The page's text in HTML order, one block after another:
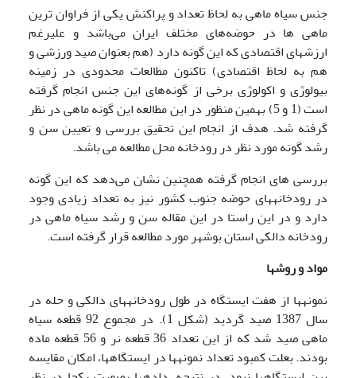
جنس سیاه ماهی به لحاظ تعداد و پراکنش یکی از فراوان ترین
ماهی ها در حوضه‌های مختلف ایران می‌باشد و علیرغم
ارزشهای اقتصادی که این گونه دارد (هم بعنوان صید ورزشی و
هم به لحاظ اقتصادی) تاکنون مطالعات محدودی در زمینه
بیولوژی و اکولوژی برخی از گونه‌های این جنس انجام گرفته
است (1 و 5) بهمین منظور در این مطالعه این گونه ماهی در نظر
گرفته شد. هدف از انجام این تحقیق بررسی و تعیین سن و
رشد گونه مورد نظر در رودخانه محل مطالعه می باشد.
بررسی های انجام گرفته همچنین نشان می‌دهد که این گونه
در رودخانه­های حوضه جنوب کشور نیز به تعداد زیادی وجود
دارد و در این راستا در این مقاله سن و رشد سیاه ماهی در
رودخانه دالکی استان بوشهر مورد مطالعه قرار گرفته است.
مواد و روشها
نمونه­ها از هفت ایستگاه در طول رودخانه­های دالکی و حله در
سال 1387 صید گردید (شکل 1). در مجموع 92 قطعه سیاه
ماهی صید شد که از این تعداد 36 قطعه نر و 56 قطعه ماده
بودند. بعلت کمبود تعداد نمونه­ها در ایستگاهها، امکان مقایسه